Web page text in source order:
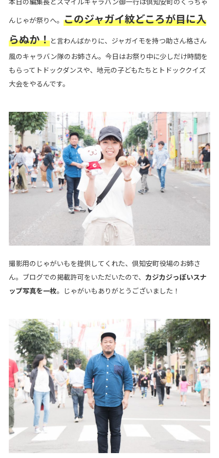
んじゃが祭りへ。 このジャガイ紋どころが目に入
らぬか！と言わんばかりに、ジャガイモを持つ助さん格さん
風のキャラバン隊のお姉さん。今日はお祭り中に少しだけ時間を
もらってトドックダンスや、地元の子どもたちとトドッククイズ
大会をやるんです。
撮影用のじゃがいもを提供してくれた、倶知安町役場のお姉さ
ん。ブログでの掲載許可をいただいたので、 カジカジっぽいスナ
ップ写真を一枚。じゃがいもありがとうございました！